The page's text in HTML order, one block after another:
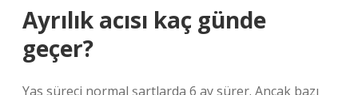
Ayrılık acısı kaç günde
geçer?
Yas süreci normal şartlarda 6 ay sürer. Ancak bazı